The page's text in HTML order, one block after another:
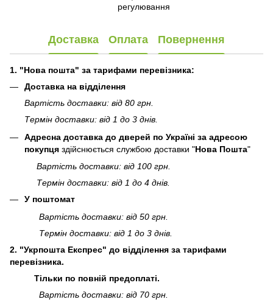
регулювання
Доставка Оплата Повернення
1. "Нова пошта" за тарифами перевізника:
Доставка на відділення
Вартість доставки: від 80 грн.
Термін доставки: від 1 до 3 днів.
Адресна доставка до дверей по Україні за адресою
покупця здійснюється службою доставки "Нова Пошта"
Вартість доставки: від 100 грн.
Термін доставки: від 1 до 4 днів.
У поштомат
Вартість доставки: від 50 грн.
Термін доставки: від 1 до 3 днів.
2. "Укрпошта Експрес" до відділення за тарифами
перевізника.
Тільки по повній предоплаті.
Вартість доставки: від 70 грн.